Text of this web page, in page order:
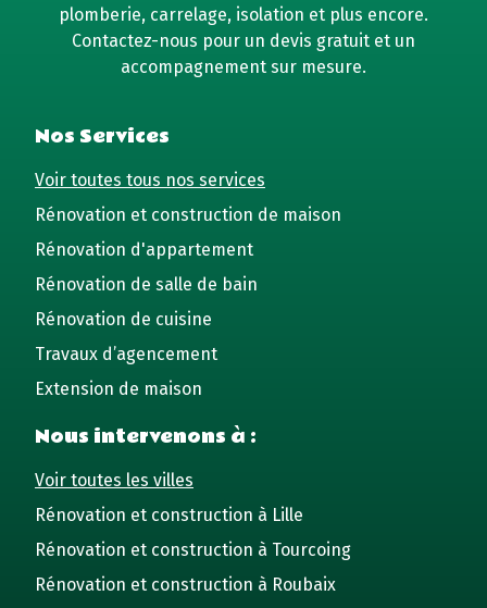
plomberie, carrelage, isolation et plus encore.
Contactez-nous pour un devis gratuit et un
accompagnement sur mesure.
Nos Services
Voir toutes tous nos services
Rénovation et construction de maison
Rénovation d'appartement
Rénovation de salle de bain
Rénovation de cuisine
Travaux d’agencement
Extension de maison
Nous intervenons à :
Voir toutes les villes
Rénovation et construction à Lille
Rénovation et construction à Tourcoing
Rénovation et construction à Roubaix